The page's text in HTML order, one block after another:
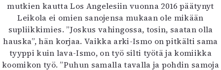
Info
Tilaus ja irtonumerot
Yhteistyössä
Toimitus
Mediatiedot
mutkien kautta Los Angelesiin vuonna 2016 päätynyt
Leikola ei omien sanojensa mukaan ole mikään
supliikkimies. ”Joskus vahingossa, tosin, saatan olla
hauska”, hän korjaa. Vaikka arki-Ismo on pitkälti sama
tyyppi kuin lava-Ismo, on työ silti työtä ja komiikka
koomikon työ. ”Puhun samalla tavalla ja pohdin samoja